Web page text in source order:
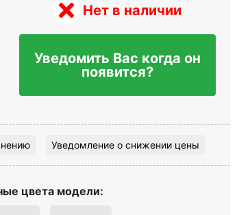
Нет в наличии
Уведомить Вас когда он
появится?
Уведомление о снижении цены
цвета модели: